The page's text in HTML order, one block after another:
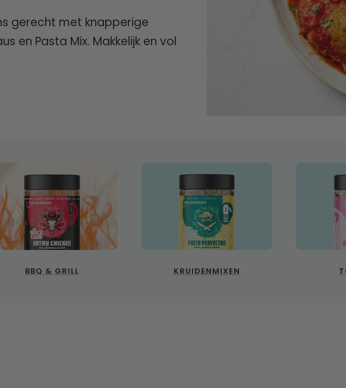
gerecht met knapperige
en Pasta Mix. Makkelijk en vol
BBQ & GRILL KRUIDENMIXEN